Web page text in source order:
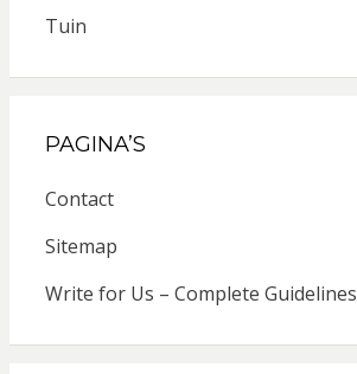
Tuin
PAGINA’S
Contact
Sitemap
Write for Us – Complete Guidelines